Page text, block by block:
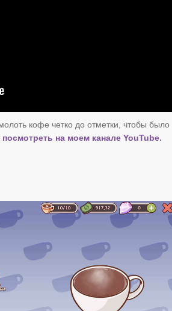
кофе четко до отметки, чтобы было
посмотреть на моем канале YouTube.